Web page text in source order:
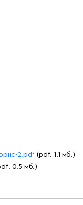
2.pdf (pdf. 1.1 мб.)
0.5 мб.)